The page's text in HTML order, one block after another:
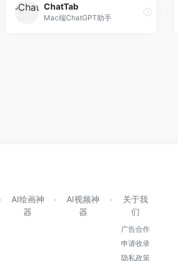
ChatTab
Mac端ChatGPT助手
AI绘画神
器
AI视频神
器
关于我
们
广告合作
申请收录
隐私政策